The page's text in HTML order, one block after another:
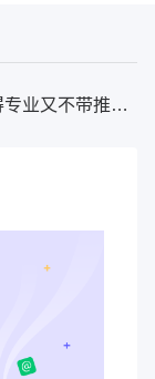
B2B邮件如何写得专业又不带推销感？